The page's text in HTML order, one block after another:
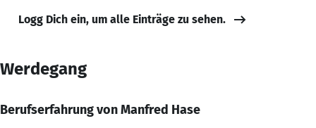
Logg Dich ein, um alle Einträge zu sehen.
Werdegang
Berufserfahrung von Manfred Hase